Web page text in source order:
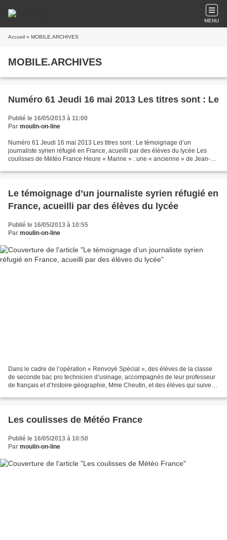
MENU
Accueil » MOBILE.ARCHIVES
MOBILE.ARCHIVES
Numéro 61 Jeudi 16 mai 2013 Les titres sont : Le
Publié le 16/05/2013 à 11:00
Par moulin-on-line
Numéro 61 Jeudi 16 mai 2013 Les titres sont : Le témoignage d’un
journaliste syrien réfugié en France, acueilli par des élèves du lycée Les
coulisses de Météo France Heure « Marine » : une « ancienne » de Jean-
Le témoignage d’un journaliste syrien réfugié en
France, acueilli par des élèves du lycée
Publié le 16/05/2013 à 10:55
Par moulin-on-line
Dans le cadre de l’opération « Renvoyé Spécial », des élèves de la classe
de seconde bac pro technicien d’usinage, accompagnés de leur professeur
de français et d’histoire géographie, Mme Cheutin, et des élèves qui suivent
Les coulisses de Météo France
Publié le 16/05/2013 à 10:50
Par moulin-on-line